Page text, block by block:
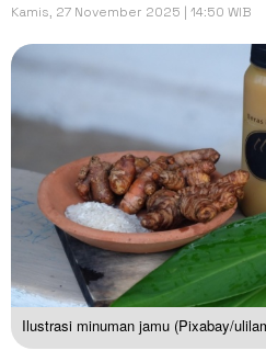
Kamis, 27 November 2025 | 14:50 WIB
Ilustrasi minuman jamu (Pixabay/